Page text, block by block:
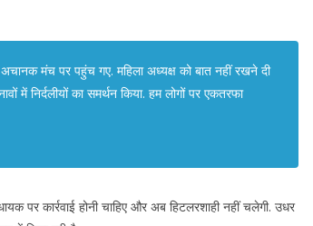
मंच पर पहुंच गए. महिला अध्यक्ष को बात नहीं रखने दी
में निर्दलीयों का समर्थन किया. हम लोगों पर एकतरफा
पर कार्रवाई होनी चाहिए और अब हिटलरशाही नहीं चलेगी. उधर